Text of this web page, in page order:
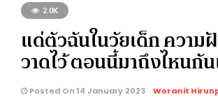
2.0K
แด่ตัวฉันในวัยเด็ก ความ
วาดไว้ ตอนนี้มาถึงไหนกั
Posted On 14 January 2023 Woranit